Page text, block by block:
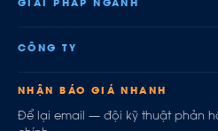
GIẢI PHÁP NGÀNH
CÔNG TY
NHẬN BÁO GIÁ NHANH
Để lại email — đội kỹ thuật phản